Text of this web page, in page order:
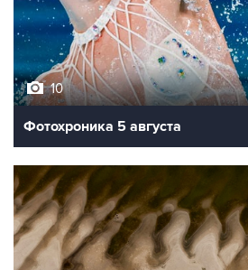
10
Фотохроника 5 августа